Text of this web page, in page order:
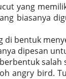
yang
biasanya
di bentuk
dipesan
angry bird.